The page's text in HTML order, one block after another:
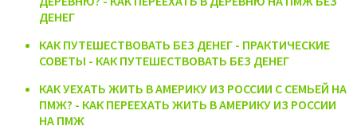
ДЕНЕГ
КАК ПУТЕШЕСТВОВАТЬ БЕЗ ДЕНЕГ - ПРАКТИЧЕСКИЕ
СОВЕТЫ - КАК ПУТЕШЕСТВОВАТЬ БЕЗ ДЕНЕГ
КАК УЕХАТЬ ЖИТЬ В АМЕРИКУ ИЗ РОССИИ С СЕМЬЕЙ НА
ПМЖ? - КАК ПЕРЕЕХАТЬ ЖИТЬ В АМЕРИКУ ИЗ РОССИИ
НА ПМЖ